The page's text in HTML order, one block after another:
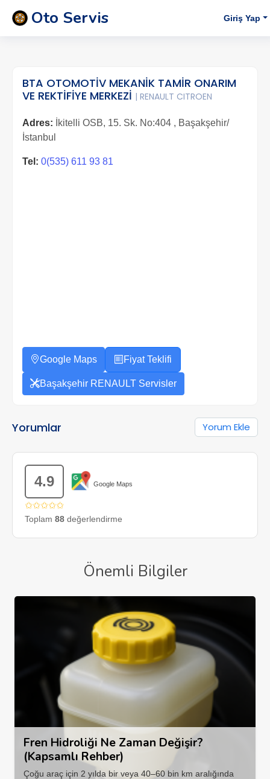
Oto Servis Giriş Yap
BTA OTOMOTİV MEKANİK TAMİR ONARIM
VE REKTİFİYE MERKEZİ | RENAULT CITROEN
Adres: İkitelli OSB, 15. Sk. No:404 , Başakşehir/
İstanbul
Tel: 0(535) 611 93 81
Google Maps Fiyat Teklifi
Başakşehir RENAULT Servisler
Yorumlar Yorum Ekle
4.9 Google Maps
✩✩✩✩✩
Toplam 88 değerlendirme
Önemli Bilgiler
Fren Hidroliği Ne Zaman Değişir?
(Kapsamlı Rehber)
Çoğu araç için 2 yılda bir veya 40–60 bin km aralığında